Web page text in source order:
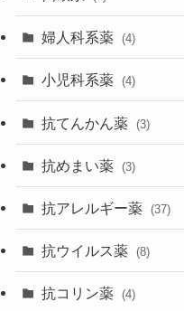
婦人科系薬 (4)
小児科系薬 (4)
抗てんかん薬 (3)
抗めまい薬 (3)
抗アレルギー薬 (37)
抗ウイルス薬 (8)
抗コリン薬 (4)